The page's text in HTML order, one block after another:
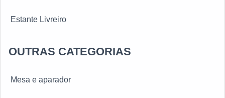
Estante Livreiro
OUTRAS CATEGORIAS
Mesa e aparador